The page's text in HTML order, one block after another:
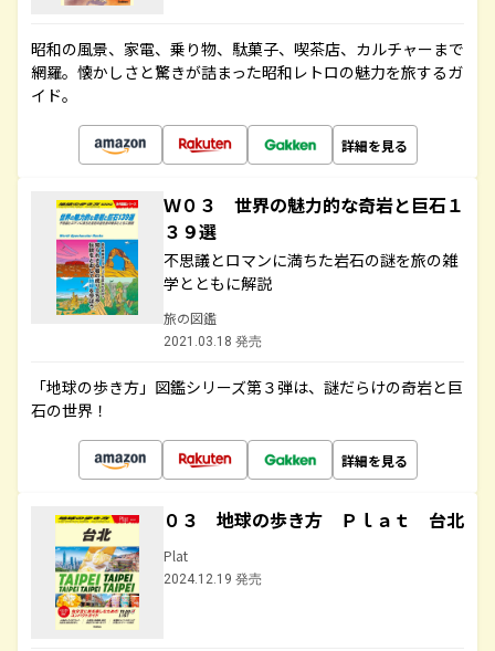
昭和の風景、家電、乗り物、駄菓子、喫茶店、カルチャーまで
網羅。懐かしさと驚きが詰まった昭和レトロの魅力を旅するガ
イド。
詳細を見る
Ｗ０３ 世界の魅力的な奇岩と巨石１
３９選
不思議とロマンに満ちた岩石の謎を旅の雑
学とともに解説
旅の図鑑
2021.03.18 発売
「地球の歩き方」図鑑シリーズ第３弾は、謎だらけの奇岩と巨
石の世界！
詳細を見る
０３ 地球の歩き方 Ｐｌａｔ 台北
Plat
2024.12.19 発売